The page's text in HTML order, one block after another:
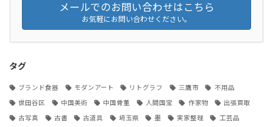
メールでのお問い合わせはこちら
お気軽にお問い合わせください。
タグ
ブランド食器 モダンアート リトグラフ 三鷹市 不用品
世田谷区 中国美術 中国骨董 人間国宝 作家物 出張買取
古写真 古書 古道具 埼玉県 墨 実家整理 工芸品